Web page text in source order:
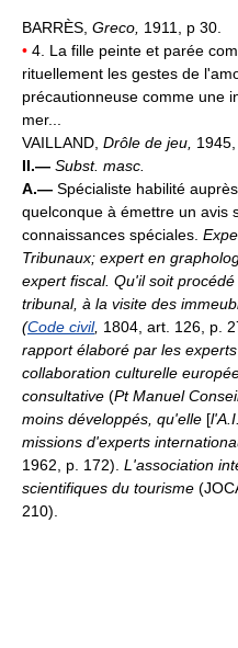
BARRÈS, Greco, 1911, p 30.
• 4. La fille peinte et parée
rituellement les gestes de
précautionneuse comme une
mer...
VAILLAND, Drôle de jeu,
II.— Subst. masc.
A.— Spécialiste habilité
quelconque à émettre un avis
connaissances spéciales.
Tribunaux; expert en
expert fiscal. Qu'il soit
tribunal, à la visite des
(Code civil, 1804, art. 126, p.
rapport élaboré par les
collaboration culturelle
consultative (Pt Manuel
moins développés, qu'elle [
missions d'experts
1962, p. 172). L'association
scientifiques du tourisme
210).